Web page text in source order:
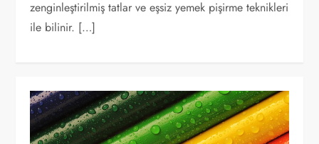
zenginleştirilmiş tatlar ve eşsiz yemek pişirme teknikleri
ile bilinir. […]